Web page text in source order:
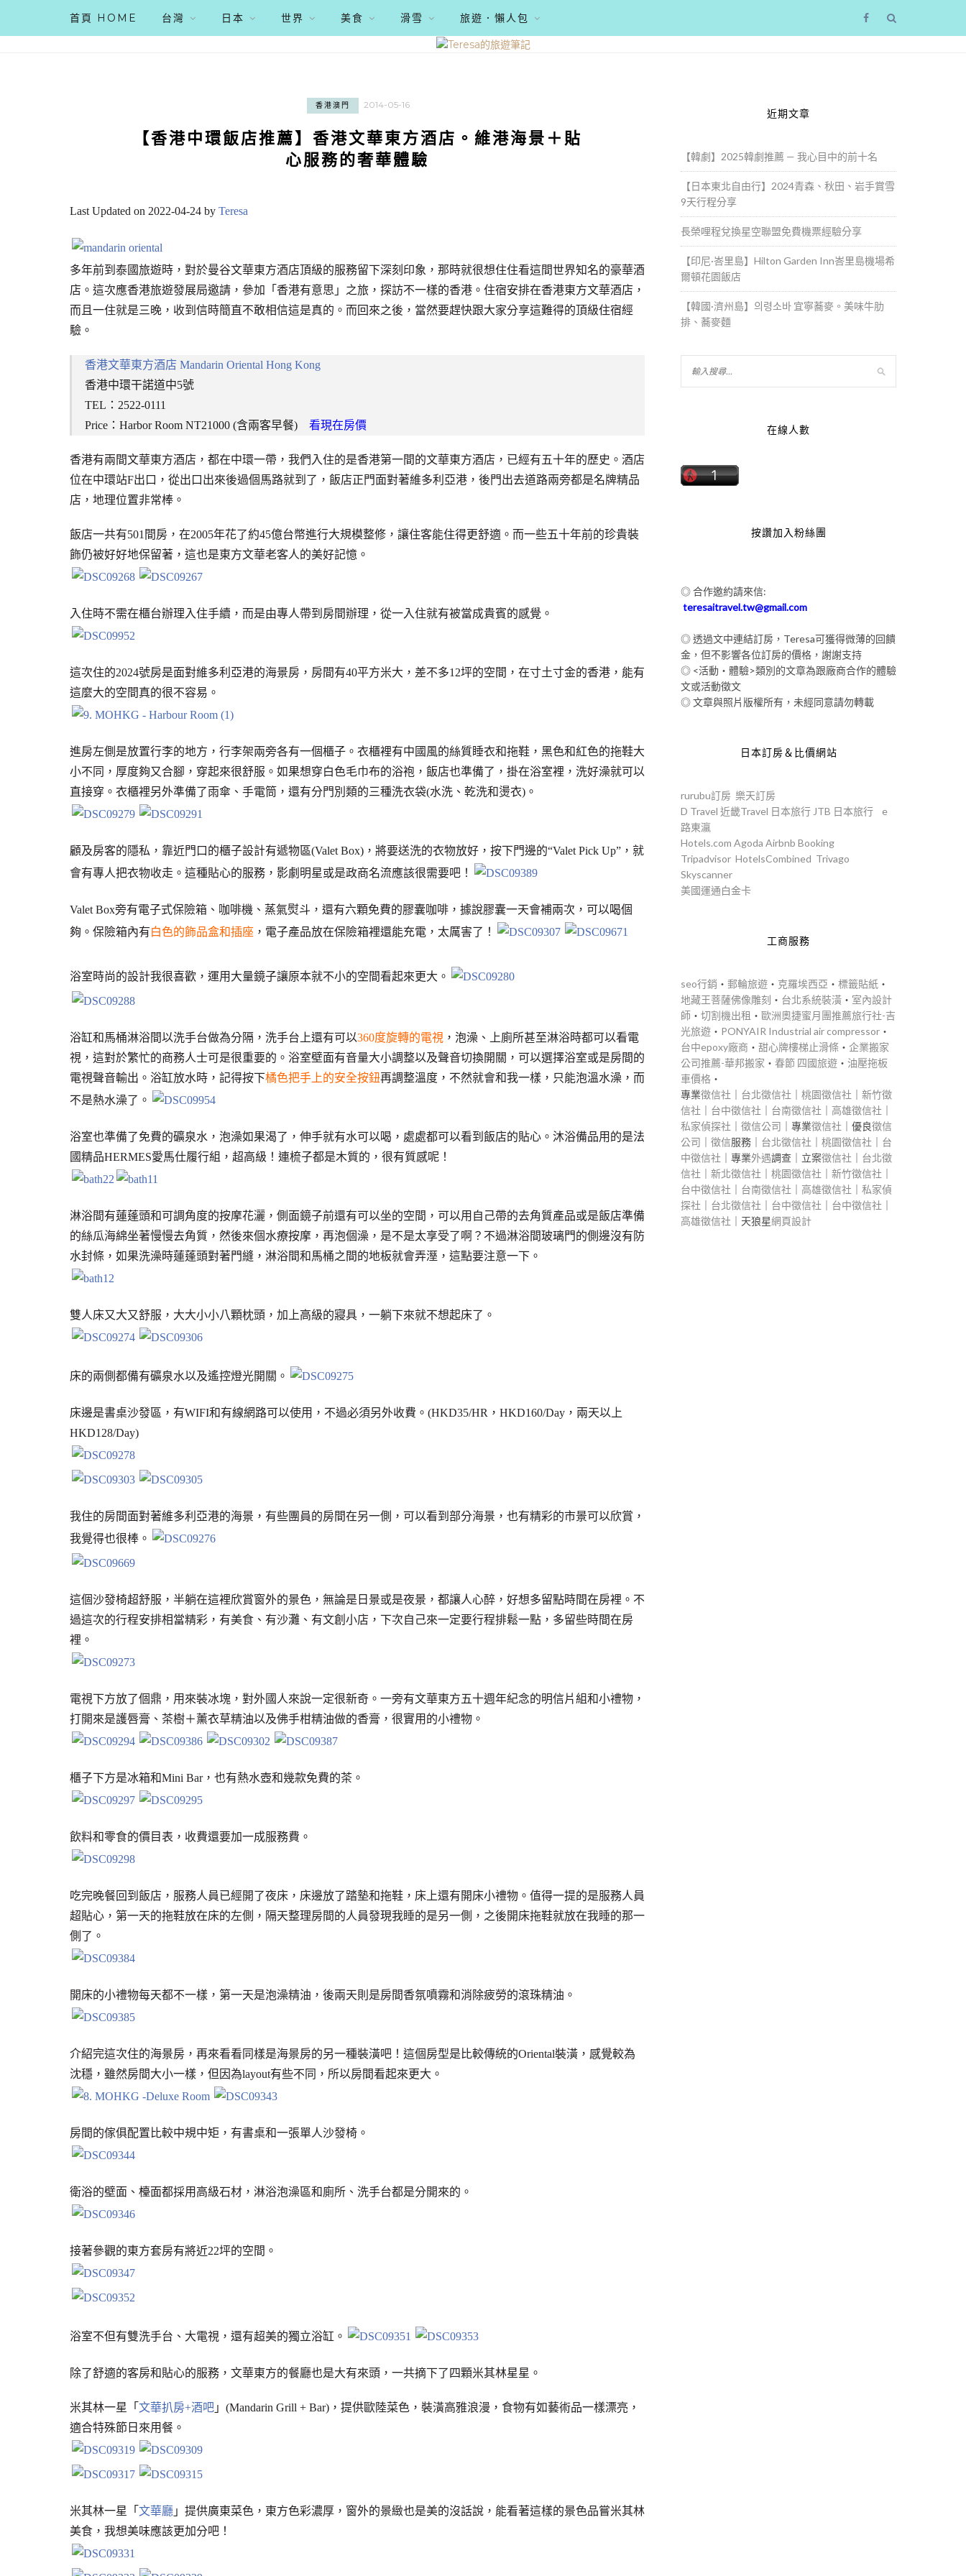
首頁 HOME 台灣 日本 世界 美食 滑雪 旅遊．懶人包
香港澳門 2014-05-16
【香港中環飯店推薦】香港文華東方酒店。維港海景＋貼
心服務的奢華體驗
Last Updated on 2022-04-24 by Teresa
多年前到泰國旅遊時，對於曼谷文華東方酒店頂級的服務留下深刻印象，那時就很想住住看這間世界知名的豪華酒
店。這次應香港旅遊發展局邀請，參加「香港有意思」之旅，探訪不一樣的香港。住宿安排在香港東方文華酒店，
而且一住就是三晚，收到信時簡直不敢相信這是真的。而回來之後，當然要趕快跟大家分享這難得的頂級住宿經
驗。
香港文華東方酒店 Mandarin Oriental Hong Kong
香港中環干諾道中5號
TEL：2522-0111
Price：Harbor Room NT21000 (含兩客早餐) 看現在房價
香港有兩間文華東方酒店，都在中環一帶，我們入住的是香港第一間的文華東方酒店，已經有五十年的歷史。酒店
位在中環站F出口，從出口出來後過個馬路就到了，飯店正門面對著維多利亞港，後門出去道路兩旁都是名牌精品
店，地理位置非常棒。
飯店一共有501間房，在2005年花了約45億台幣進行大規模整修，讓住客能住得更舒適。而一些五十年前的珍貴裝
飾仍被好好地保留著，這也是東方文華老客人的美好記憶。
入住時不需在櫃台辦理入住手續，而是由專人帶到房間辦理，從一入住就有被當成貴賓的感覺。
這次住的2024號房是面對維多利亞港的海景房，房間有40平方米大，差不多12坪的空間，在寸土寸金的香港，能有
這麼大的空間真的很不容易。
進房左側是放置行李的地方，行李架兩旁各有一個櫃子。衣櫃裡有中國風的絲質睡衣和拖鞋，黑色和紅色的拖鞋大
小不同，厚度夠又合腳，穿起來很舒服。如果想穿白色毛巾布的浴袍，飯店也準備了，掛在浴室裡，洗好澡就可以
直接穿。衣櫃裡另外準備了雨傘、手電筒，還有分門別類的三種洗衣袋(水洗、乾洗和燙衣)。
顧及房客的隱私，靠近門口的櫃子設計有遞物區(Valet Box)，將要送洗的衣物放好，按下門邊的“Valet Pick Up”，就
會有專人把衣物收走。這種貼心的服務，影劇明星或是政商名流應該很需要吧！
Valet Box旁有電子式保險箱、咖啡機、蒸氣熨斗，還有六顆免費的膠囊咖啡，據說膠囊一天會補兩次，可以喝個
夠。保險箱內有白色的飾品盒和插座 ，電子產品放在保險箱裡還能充電，太厲害了！
浴室時尚的設計我很喜歡，運用大量鏡子讓原本就不小的空間看起來更大。
浴缸和馬桶淋浴間以洗手台做為分隔，洗手台上還有可以360度旋轉的電視 ，泡澡、上廁所甚至淋浴時都可以看電
視，這對於繁忙的商務人士可是很重要的。浴室壁面有音量大小調整以及聲音切換開關，可以選擇浴室或是房間的
電視聲音輸出。浴缸放水時，記得按下橘色把手上的安全按鈕再調整溫度，不然就會和我一樣，只能泡溫水澡，而
不是熱水澡了。
浴室也準備了免費的礦泉水，泡澡如果渴了，伸手就有水可以喝，處處都可以看到飯店的貼心。沐浴備品用的是法
國精品HERMES愛馬仕履行組，超高級！連梳子都是木質的，很有質感呢！
淋浴間有蓮蓬頭和可調角度的按摩花灑，側面鏡子前還有可以坐的空間，可以用自己帶的去角質產品或是飯店準備
的絲瓜海綿坐著慢慢去角質，然後來個水療按摩，再泡個澡，是不是太享受了啊？不過淋浴間玻璃門的側邊沒有防
水封條，如果洗澡時蓮蓬頭對著門縫，淋浴間和馬桶之間的地板就會弄溼，這點要注意一下。
雙人床又大又舒服，大大小小八顆枕頭，加上高級的寢具，一躺下來就不想起床了。
床的兩側都備有礦泉水以及遙控燈光開關。
床邊是書桌沙發區，有WIFI和有線網路可以使用，不過必須另外收費。(HKD35/HR，HKD160/Day，兩天以上
HKD128/Day)
我住的房間面對著維多利亞港的海景，有些團員的房間在另一側，可以看到部分海景，也有精彩的市景可以欣賞，
我覺得也很棒。
這個沙發椅超舒服，半躺在這裡欣賞窗外的景色，無論是日景或是夜景，都讓人心醉，好想多留點時間在房裡。不
過這次的行程安排相當精彩，有美食、有沙灘、有文創小店，下次自己來一定要行程排鬆一點，多留些時間在房
裡。
電視下方放了個鼎，用來裝冰塊，對外國人來說一定很新奇。一旁有文華東方五十週年紀念的明信片組和小禮物，
打開來是護唇膏、茶樹＋薰衣草精油以及佛手柑精油做的香膏，很實用的小禮物。
櫃子下方是冰箱和Mini Bar，也有熱水壺和幾款免費的茶。
飲料和零食的價目表，收費還要加一成服務費。
吃完晚餐回到飯店，服務人員已經開了夜床，床邊放了踏墊和拖鞋，床上還有開床小禮物。值得一提的是服務人員
超貼心，第一天的拖鞋放在床的左側，隔天整理房間的人員發現我睡的是另一側，之後開床拖鞋就放在我睡的那一
側了。
開床的小禮物每天都不一樣，第一天是泡澡精油，後兩天則是房間香氛噴霧和消除疲勞的滾珠精油。
介紹完這次住的海景房，再來看看同樣是海景房的另一種裝潢吧！這個房型是比較傳統的Oriental裝潢，感覺較為
沈穩，雖然房間大小一樣，但因為layout有些不同，所以房間看起來更大。
房間的傢俱配置比較中規中矩，有書桌和一張單人沙發椅。
衛浴的壁面、檯面都採用高級石材，淋浴泡澡區和廁所、洗手台都是分開來的。
接著參觀的東方套房有將近22坪的空間。
浴室不但有雙洗手台、大電視，還有超美的獨立浴缸。
除了舒適的客房和貼心的服務，文華東方的餐廳也是大有來頭，一共摘下了四顆米其林星星。
米其林一星「 文華扒房+酒吧 」(Mandarin Grill + Bar)，提供歐陸菜色，裝潢高雅浪漫，食物有如藝術品一樣漂亮，
適合特殊節日來用餐。
米其林一星「 文華廳 」提供廣東菜色，東方色彩濃厚，窗外的景緻也是美的沒話說，能看著這樣的景色品嘗米其林
美食，我想美味應該更加分吧！
近期文章
【韓劇】2025韓劇推薦 — 我心目中的前十名
【日本東北自由行】2024青森、秋田、岩手賞雪
9天行程分享
長榮哩程兌換星空聯盟免費機票經驗分享
【印尼·峇里島】Hilton Garden Inn峇里島機場希
爾頓花園飯店
【韓國·濟州島】의령소바 宜寧蕎麥。美味牛肋
排、蕎麥麵
在線人數
按讚加入粉絲團
◎ 合作邀約請來信:
teresaitravel.tw@gmail.com
◎ 透過文中連結訂房，Teresa可獲得微薄的回饋
金，但不影響各位訂房的價格，謝謝支持
◎ <活動‧體驗>類別的文章為跟廠商合作的體驗
文或活動徵文
◎ 文章與照片版權所有，未經同意請勿轉載
日本訂房＆比價網站
rurubu訂房 樂天訂房
D Travel 近畿Travel 日本旅行 JTB 日本旅行
e
路東瀛
Hotels.com Agoda Airbnb Booking
Tripadvisor HotelsCombined Trivago
Skyscanner
美國運通白金卡
工商服務
seo行銷 ‧ 郵輪旅遊 ‧ 克羅埃西亞 ‧ 標籤貼紙 ‧
地藏王菩薩佛像雕刻 ‧ 台北系統裝潢 ‧ 室內設計
師 ‧ 切割機出租 ‧ 歐洲奧捷蜜月團推薦旅行社-吉
光旅遊 ‧ PONYAIR Industrial air compressor ‧
台中epoxy廠商 ‧ 甜心牌樓梯止滑條 ‧ 企業搬家
公司推薦-華邦搬家 ‧ 春節 四國旅遊 ‧ 油壓拖板
車價格 ‧
專業徵信社 台北徵信社 桃園徵信社
新竹徵
信社
台中徵信社 台南徵信社 高雄徵信社
私家偵探社
徵信公司 ｜專業徵信社 ｜優良徵信
公司
徵信服務｜ 台北徵信社 桃園徵信社
台
中徵信社 ｜專業外遇調查｜立案徵信社
台北徵
信社
新北徵信社 桃園徵信社 新竹徵信社
台中徵信社
台南徵信社 高雄徵信社
私家偵
探社
台北徵信社 台中徵信社 台中徵信社
高雄徵信社 ｜天狼星網頁設計